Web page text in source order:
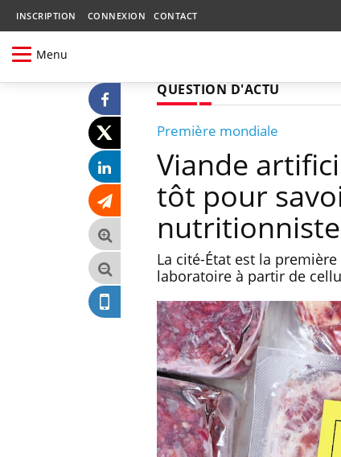
INSCRIPTION CONNEXION CONTACT
Menu
QUESTION D'ACTU
Première mondiale
Viande
tôt pour
nutritionniste
La cité-État est la
laboratoire à partir de